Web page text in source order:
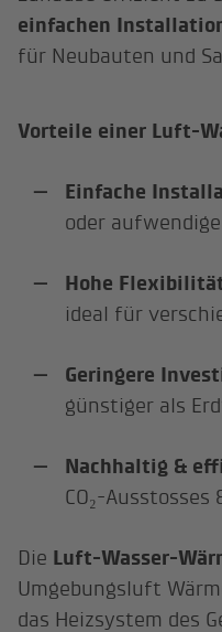
einfachen
für Neubauten und
Vorteile einer Luft-
Einfache
oder
Hohe
ideal für
Geringere
günstiger als
Nachhaltig &
CO₂-
Die Luft-Wasser-
Umgebungsluft
das Heizsystem des